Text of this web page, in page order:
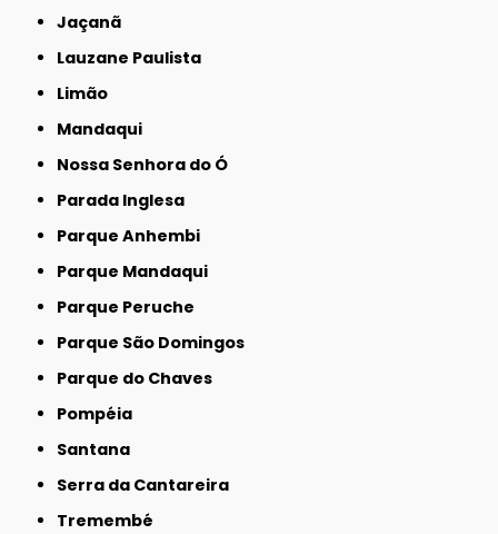
Jaçanã
Lauzane Paulista
Limão
Mandaqui
Nossa Senhora do Ó
Parada Inglesa
Parque Anhembi
Parque Mandaqui
Parque Peruche
Parque São Domingos
Parque do Chaves
Pompéia
Santana
Serra da Cantareira
Tremembé